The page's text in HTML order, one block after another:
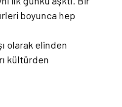
boyunca hep
olarak elinden
kültürden